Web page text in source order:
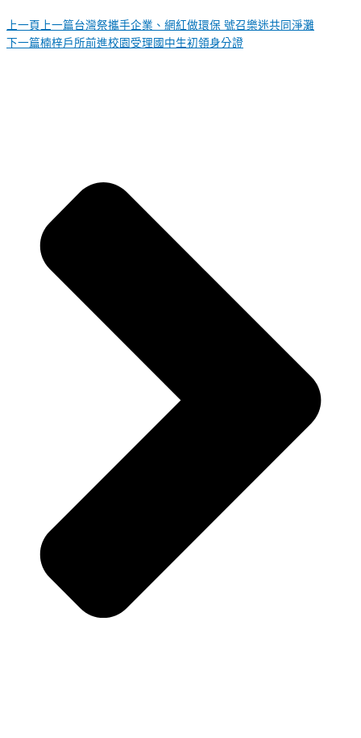
上一頁 上一篇台灣祭攜手企業、網紅做環保 號召樂迷共同淨灘
下一篇楠梓戶所前進校園受理國中生初領身分證